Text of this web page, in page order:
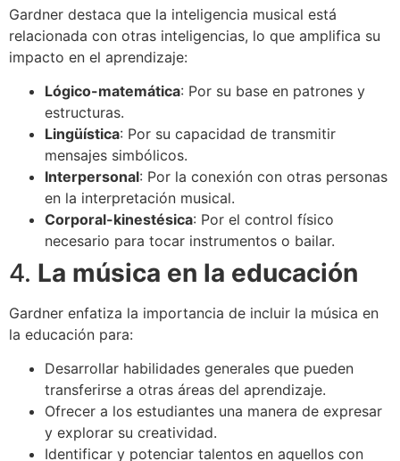
Gardner destaca que la inteligencia musical está
relacionada con otras inteligencias, lo que amplifica su
impacto en el aprendizaje:
Lógico-matemática: Por su base en patrones y
estructuras.
Lingüística: Por su capacidad de transmitir
mensajes simbólicos.
Interpersonal: Por la conexión con otras personas
en la interpretación musical.
Corporal-kinestésica: Por el control físico
necesario para tocar instrumentos o bailar.
4. La música en la educación
Gardner enfatiza la importancia de incluir la música en
la educación para:
Desarrollar habilidades generales que pueden
transferirse a otras áreas del aprendizaje.
Ofrecer a los estudiantes una manera de expresar
y explorar su creatividad.
Identificar y potenciar talentos en aquellos con